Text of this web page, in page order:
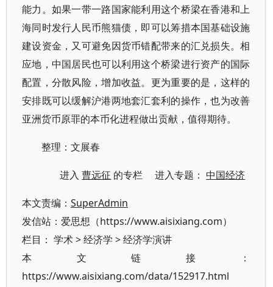
能力。如果一带一路国家能利用这个桥梁在香港和上
海同时发行人民币熊猫债，即可以筹措本国基础设施
建设资金，又可避免因货币错配带来的汇兑损失。相
应地，中国居民也可以利用这个桥梁进行资产的国际
配置，分散风险，增加收益。更为重要的是，这样的
安排既可以缓解沪港两地套汇套利的操作，也为改善
亚洲货币原罪的本币化进程做出贡献，值得期待。
整理：文展春
进入曹远征 的专栏 进入专题：中国经济
本文责编： SuperAdmin
发信站：爱思想（https://www.aisixiang.com）
栏目： 学术>经济学 >经济学演讲
本文链接：
https://www.aisixiang.com/data/152917.html